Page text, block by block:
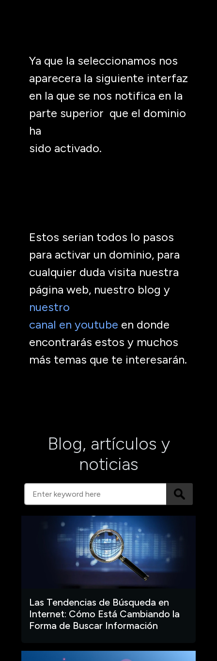
Ya que la seleccionamos nos
aparecera la siguiente interfaz
en la que se nos notifica en la
parte superior que el dominio
ha
sido activado.
Estos serian todos lo pasos
para activar un dominio, para
cualquier duda visita nuestra
página web, nuestro blog y
nuestro
canal en youtube en donde
encontrarás estos y muchos
más temas que te interesarán.
Blog, artículos y
noticias
Las Tendencias de Búsqueda en
Internet: Cómo Está Cambiando la
Forma de Buscar Información